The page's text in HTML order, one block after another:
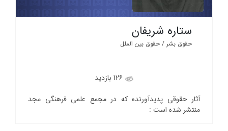
ستاره شریفان
حقوق بشر / حقوق بین الملل
آثار حقوقی پدیدآورنده که در مجمع علمی فرهنگی مجد
منتشر شده است :